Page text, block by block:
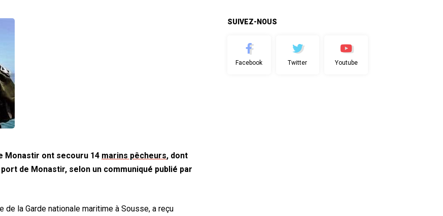
Monastir ont secouru 14 marins pêcheurs, dont
de Monastir, selon un communiqué publié par
la Garde nationale maritime à Sousse, a reçu
SUIVEZ-NOUS
Facebook Twitter Youtube